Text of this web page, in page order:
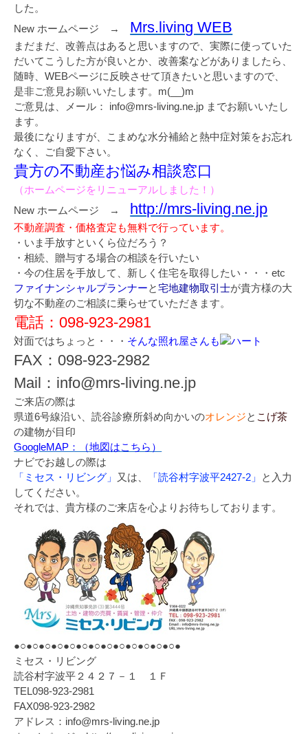
した。
New ホームページ → Mrs.living WEB
まだまだ、改善点はあると思いますので、実際に使っていた
だいてこうした方が良いとか、改善案などがありましたら、
随時、WEBページに反映させて頂きたいと思いますので、
是非ご意見お願いいたします。m(__)m
ご意見は、メール： info@mrs-living.ne.jp までお願いいたし
ます。
最後になりますが、こまめな水分補給と熱中症対策をお忘れ
なく、ご自愛下さい。
貴方の不動産お悩み相談窓口
（ホームページをリニューアルしました！）
New ホームページ → http://mrs-living.ne.jp
不動産調査・価格査定も無料で行っています。
・いま手放すといくら位だろう？
・相続、贈与する場合の相談を行いたい
・今の住居を手放して、新しく住宅を取得したい・・・etc
ファイナンシャルプランナーと宅地建物取引士が貴方様の大
切な不動産のご相談に乗らせていただきます。
電話：098-923-2981
対面ではちょっと・・・ そんな照れ屋さんも
FAX：098-923-2982
Mail：info@mrs-living.ne.jp
ご来店の際は
県道6号線沿い、読谷診療所斜め向かいのオレンジと こげ茶
の建物が目印
GoogleMAP：（地図はこちら）
ナビでお越しの際は
「ミセス・リビング」
又は、 「読谷村字波平2427-2」
と入力
してください。
それでは、貴方様のご来店を心よりお待ちしております。
●○●○●○●○●○●○●○●○●○●○●○●○●○●
ミセス・リビング
読谷村字波平２４２７－１ １Ｆ
TEL098-923-2981
FAX098-923-2982
アドレス：info@mrs-living.ne.jp